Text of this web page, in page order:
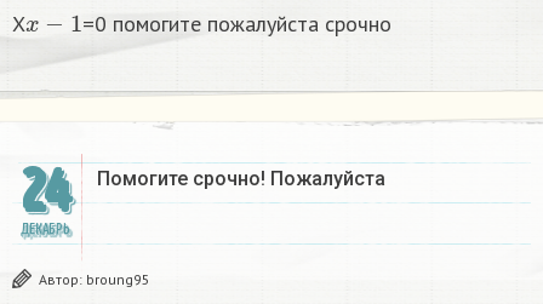
X =0 помогите пожалуйста срочно
24
ДЕКАБРЬ
Помогите срочно! Пожалуйста
Автор: broung95